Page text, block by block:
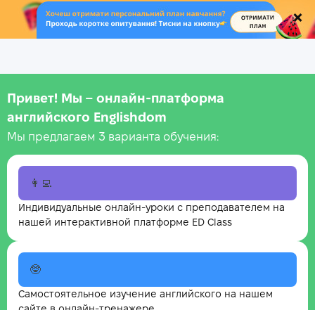
.
Привет! Мы – онлайн‑платформа
английского Englishdom
Мы предлагаем 3 варианта обучения:
👩‍💻
Индивидуальные онлайн-уроки с преподавателем на
нашей интерактивной платформе ED Class
🤓
Самостоятельное изучение английского на нашем